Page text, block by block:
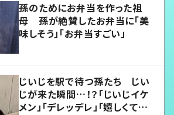
孫のためにお弁当を作った祖
母 孫が絶賛したお弁当に「美
味しそう」「お弁当すごい」
じいじを駅で待つ孫たち じい
じが来た瞬間…！？「じいじイケ
メン」「デレッデレ」「嬉しくて可